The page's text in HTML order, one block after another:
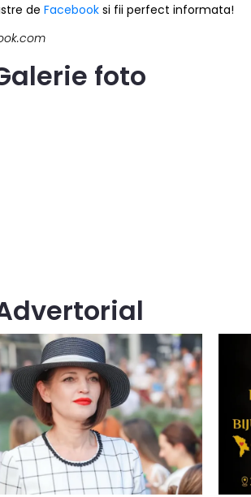
de Facebook si fii perfect informata!
foto